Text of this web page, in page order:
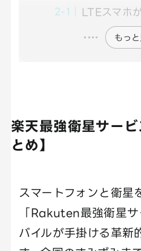
LTEスマホ
もっ
楽天最強衛星サー
とめ】
スマートフォンと衛星
「Rakuten最強衛星
バイルが手掛ける革新